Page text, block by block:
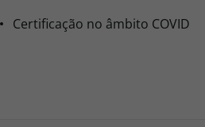
Certificação no âmbito COVID